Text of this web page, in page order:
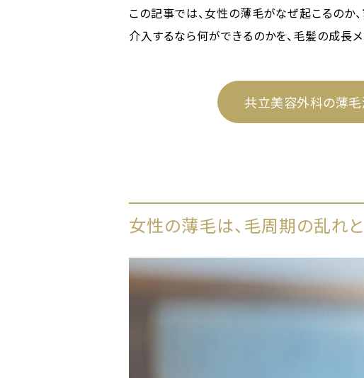
この記事では、女性の薄毛がなぜ起こるのか
介入するなら何ができるのかを、毛髪の成長
共立美容外科の薄毛
女性の薄毛は、毛周期の乱れ